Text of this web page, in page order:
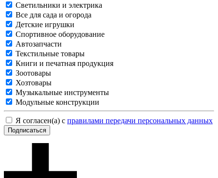
Светильники и электрика
Все для сада и огорода
Детские игрушки
Спортивное оборудование
Автозапчасти
Текстильные товары
Книги и печатная продукция
Зоотовары
Хозтовары
Музыкальные инструменты
Модульные конструкции
Я согласен(а) с правилами передачи персональных данных
Подписаться